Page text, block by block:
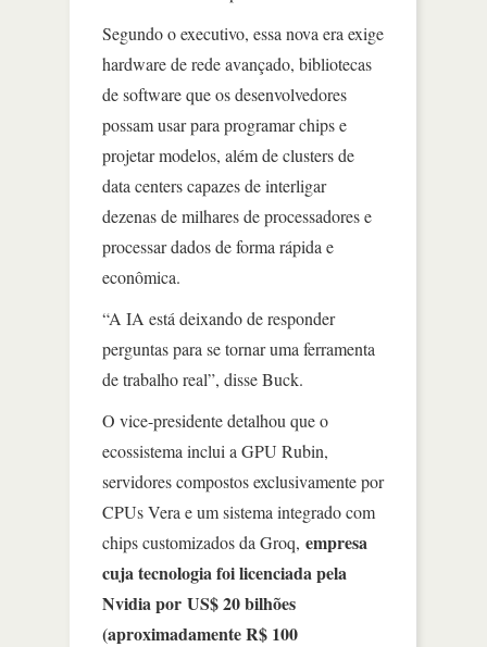
Segundo o executivo, essa nova era exige
hardware de rede avançado, bibliotecas
de software que os desenvolvedores
possam usar para programar chips e
projetar modelos, além de clusters de
data centers capazes de interligar
dezenas de milhares de processadores e
processar dados de forma rápida e
econômica.
“A IA está deixando de responder
perguntas para se tornar uma ferramenta
de trabalho real”, disse Buck.
O vice-presidente detalhou que o
ecossistema inclui a GPU Rubin,
servidores compostos exclusivamente por
CPUs Vera e um sistema integrado com
chips customizados da Groq, empresa
cuja tecnologia foi licenciada pela
Nvidia por US$ 20 bilhões
(aproximadamente R$ 100